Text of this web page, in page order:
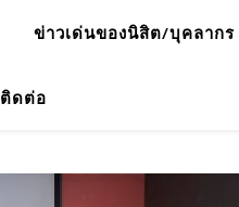
ข่าวเด่นของนิสิต/บุคลากร
ติดต่อ